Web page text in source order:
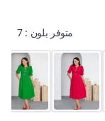
متوفر بلون : 7